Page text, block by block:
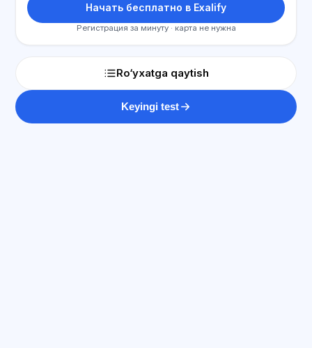
Начать бесплатно в Exalify
Регистрация за минуту · карта не нужна
Ro‘yxatga qaytish
Keyingi test